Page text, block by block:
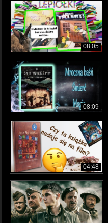
08:05
08:09
04:48